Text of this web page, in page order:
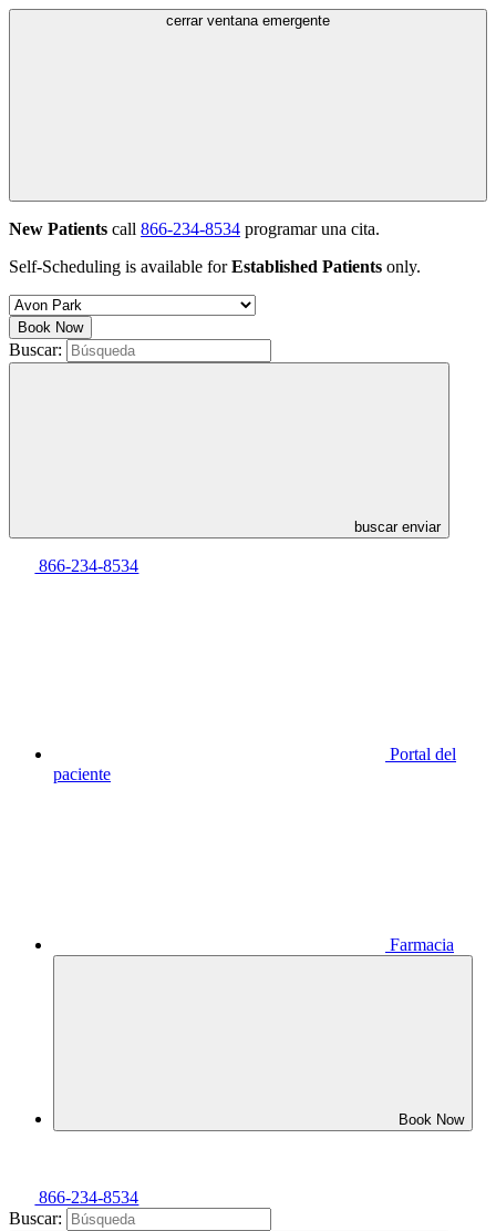
cerrar ventana emergente
New Patients call 866-234-8534 programar una cita.
Self-Scheduling is available forEstablished Patients only.
Book Now
Buscar:
buscar enviar
866-234-8534
Portal del
paciente
Farmacia
Book Now
866-234-8534
Buscar: